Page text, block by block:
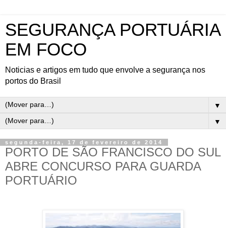
SEGURANÇA PORTUÁRIA
EM FOCO
Noticias e artigos em tudo que envolve a segurança nos
portos do Brasil
▼
▼
segunda-feira, 17 de fevereiro de 2014
PORTO DE SÃO FRANCISCO DO SUL
ABRE CONCURSO PARA GUARDA
PORTUÁRIO